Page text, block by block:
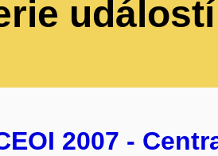
událostí
2007 -